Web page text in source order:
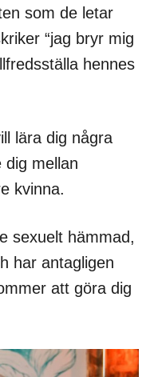
som de letar
“jag bryr mig
hennes
lära dig några
mellan
kvinna.
sexuelt hämmad,
har antagligen
att göra dig